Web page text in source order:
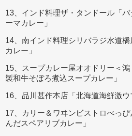
13、インド料理ザ・タンドール「
ーマカレー」
14、南インド料理シリバラジ水道
カレー」
15、スープカレー屋オオドリー＜
製和牛そぼろ煮込スープカレー」
16、品川甚作本店「北海道海鮮激ウ
17、カリー＆ワヰンビストロべっ
んだスペアリブカレー」